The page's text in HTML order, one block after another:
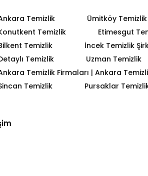
Temizlik
Ümitköy Temizlik
Temizlik
Etimesgut
Temizlik
İncek Temizlik
Temizlik
Uzman Temizlik
Temizlik Firmaları | Ankara
Temizlik
Pursaklar